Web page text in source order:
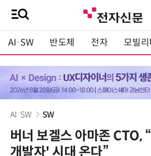
AI·SW 반도체 전자 모빌리
AI·SW SW
버너 보겔스 아마존 CTO,
개발자' 시대 온다”